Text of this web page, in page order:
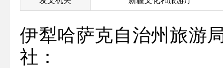
伊犁哈萨克自治州旅游
社：